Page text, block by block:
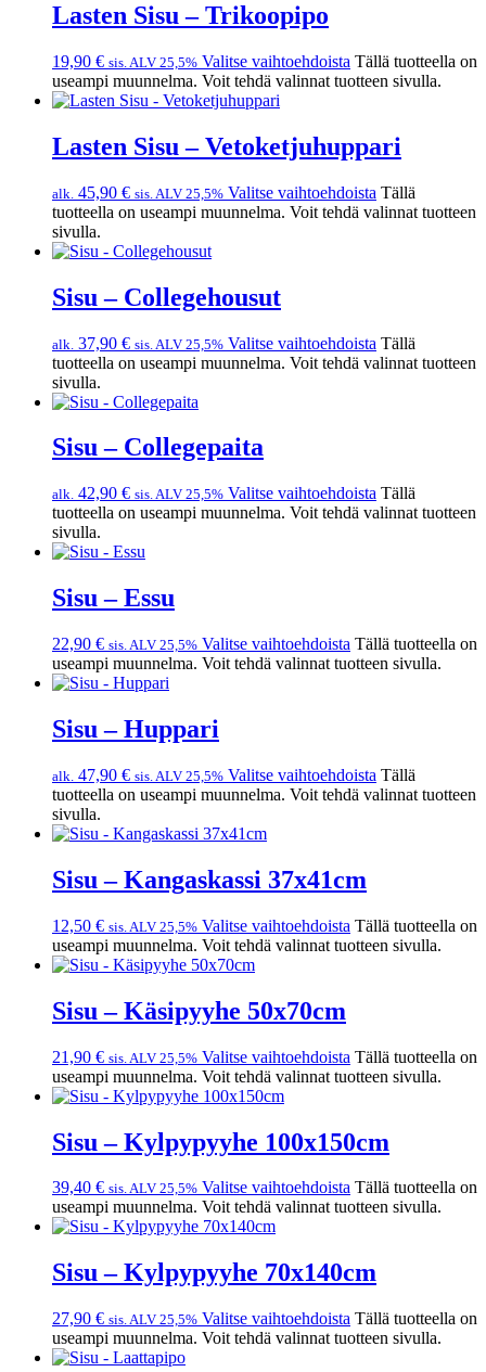
Lasten Sisu – Trikoopipo
19,90 € sis. ALV 25,5% Valitse vaihtoehdoista Tällä tuotteella on
useampi muunnelma. Voit tehdä valinnat tuotteen sivulla.
Lasten Sisu – Vetoketjuhuppari
alk. 45,90 € sis. ALV 25,5% Valitse vaihtoehdoista Tällä
tuotteella on useampi muunnelma. Voit tehdä valinnat tuotteen
sivulla.
Sisu – Collegehousut
alk. 37,90 € sis. ALV 25,5% Valitse vaihtoehdoista Tällä
tuotteella on useampi muunnelma. Voit tehdä valinnat tuotteen
sivulla.
Sisu – Collegepaita
alk. 42,90 € sis. ALV 25,5% Valitse vaihtoehdoista Tällä
tuotteella on useampi muunnelma. Voit tehdä valinnat tuotteen
sivulla.
Sisu – Essu
22,90 € sis. ALV 25,5% Valitse vaihtoehdoista Tällä tuotteella on
useampi muunnelma. Voit tehdä valinnat tuotteen sivulla.
Sisu – Huppari
alk. 47,90 € sis. ALV 25,5% Valitse vaihtoehdoista Tällä
tuotteella on useampi muunnelma. Voit tehdä valinnat tuotteen
sivulla.
Sisu – Kangaskassi 37x41cm
12,50 € sis. ALV 25,5% Valitse vaihtoehdoista Tällä tuotteella on
useampi muunnelma. Voit tehdä valinnat tuotteen sivulla.
Sisu – Käsipyyhe 50x70cm
21,90 € sis. ALV 25,5% Valitse vaihtoehdoista Tällä tuotteella on
useampi muunnelma. Voit tehdä valinnat tuotteen sivulla.
Sisu – Kylpypyyhe 100x150cm
39,40 € sis. ALV 25,5% Valitse vaihtoehdoista Tällä tuotteella on
useampi muunnelma. Voit tehdä valinnat tuotteen sivulla.
Sisu – Kylpypyyhe 70x140cm
27,90 € sis. ALV 25,5% Valitse vaihtoehdoista Tällä tuotteella on
useampi muunnelma. Voit tehdä valinnat tuotteen sivulla.